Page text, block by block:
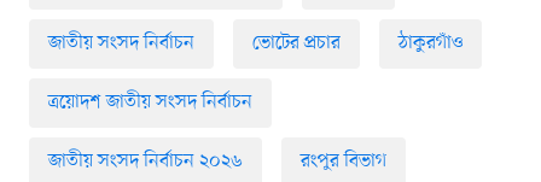
জাতীয় সংসদ নির্বাচন ভোটের প্রচার ঠাকুরগাঁও
ত্রয়োদশ জাতীয় সংসদ নির্বাচন
জাতীয় সংসদ নির্বাচন ২০২৬ রংপুর বিভাগ